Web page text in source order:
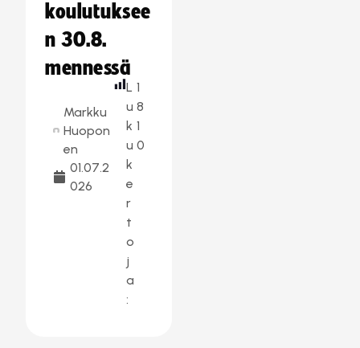
koulutuksee
n 30.8.
mennessä
Markku
Huopon
en
01.07.2
026
L
u
k
u
k
e
r
t
o
j
a
:
1
8
1
0